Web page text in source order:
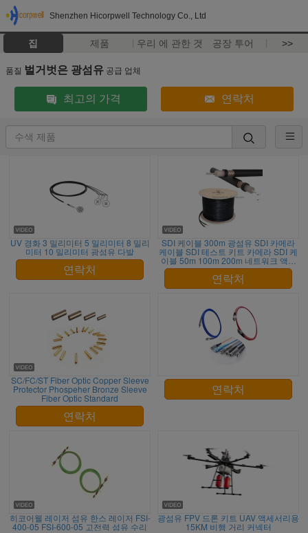
Shenzhen Hicorpwell Technology Co., Ltd
집 제품 우리 에 관한 것 공장 투어 >>
품질 벌거벗은 광섬유 공급 업체
최고의 가격 연락처
UV 경화 3 밀리미터 5 밀리미터 8 밀리
미터 10 밀리미터 광섬유 다발
연락처
SDI 케이블 300m 광섬유 SDI 카메라
케이블 SDI 테스트 키트 카메라 SDI 케
이블 50m 100m 200m 네트워크 액세
스
연락처
SC/FC/ST Fiber Optic Copper Sleeve
Protector Phospeher Bronze Sleeve
Fiber Optic Standard
연락처
연락처
히코어웰 레이저 섬유 한스 레이저 FSI-
400-05 FSI-600-05 고전력 섬유 수리
광섬유 FPV 드론 키트 UAV 액세서리용
15KM 비행 거리 커넥터